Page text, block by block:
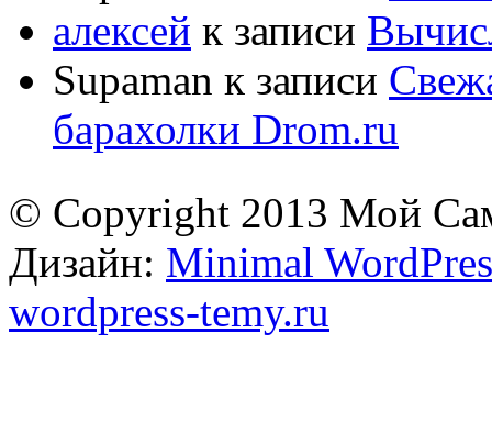
алексей к записи
Supaman к записи
барахолки Drom.ru
© Copyright 2013 Мой
Дизайн: Minimal
wordpress-temy.ru